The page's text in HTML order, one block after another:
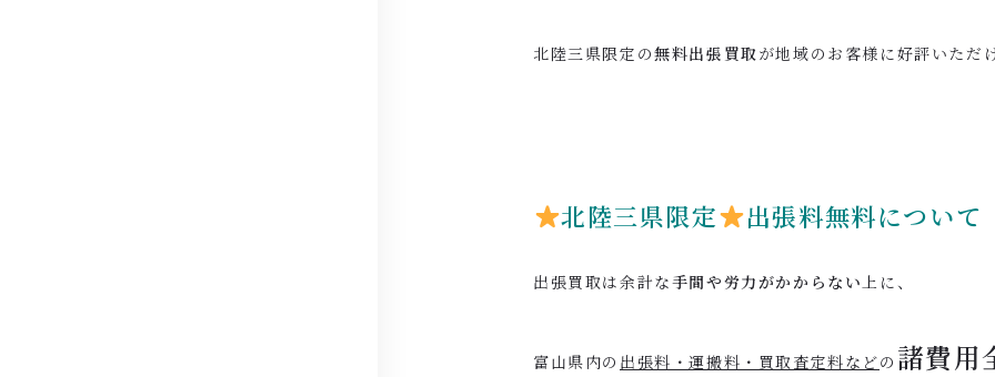
北陸三県限定の無料出張買取 が地域のお客様に好評いただ
北陸三県限定 出張料無料について
出張買取は余計な手間や労力がかからない 上に、
富山県内の 出張料・運搬料・買取査定料などの 諸費用